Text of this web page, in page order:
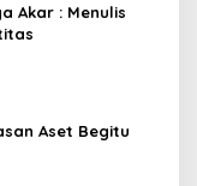
Akar : Menulis
Aset Begitu